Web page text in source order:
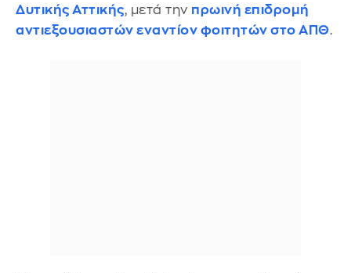
Δυτικής Αττικής, μετά την πρωινή επιδρομή
αντιεξουσιαστών εναντίον φοιτητών στο ΑΠΘ.